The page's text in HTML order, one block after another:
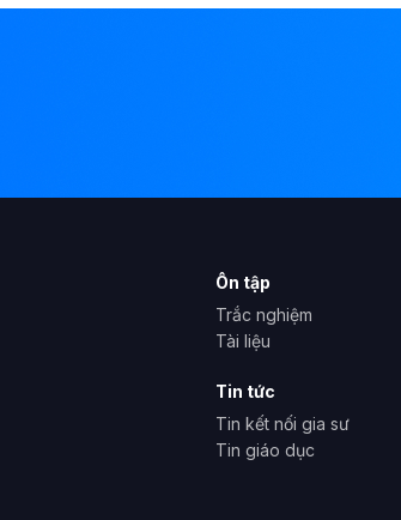
Ôn tập
Trắc nghiệm
Tài liệu
Tin tức
Tin kết nối gia sư
Tin giáo dục